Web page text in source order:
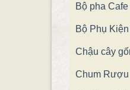
Bộ pha Cafe
Bộ Phụ
Chậu cây
Chum Rượu